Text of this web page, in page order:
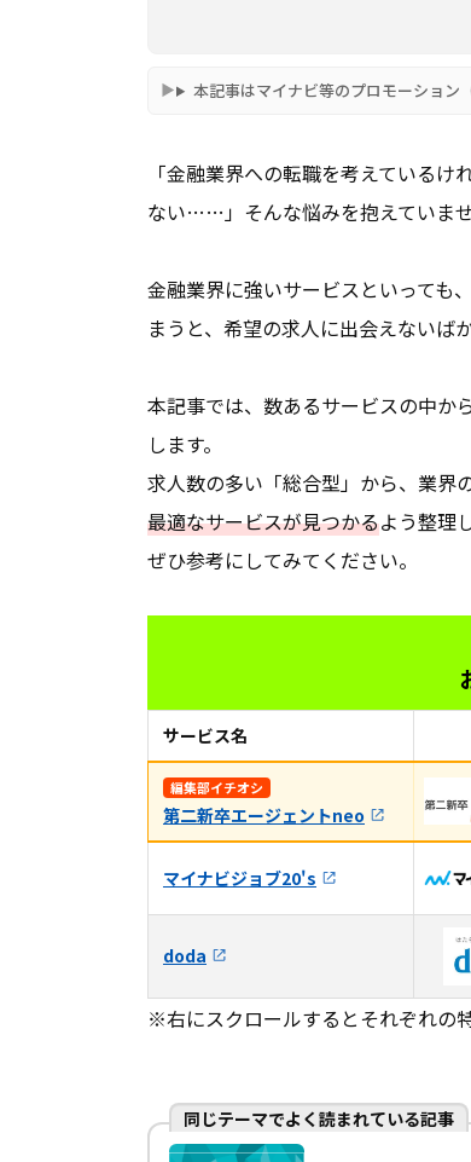
JACリクルートメント
アンテロープキャリアコン
マイナビ金融エージェント
年収アップしたい人向け
外資系企業に転職したい人
金融業界未経験者向け
金融業界に強い転職エージェ
金融業界に強い転職エージェ
金融業界に強い転職エージェ
金融業界への転職でエージェ
金融業界への転職でよくある
本記事はマイナビ等のプロモーション
「金融業界への転職を考えている
ない……」そんな悩みを抱えていま
金融業界に強いサービスといっても
まうと、希望の求人に出会えないば
本記事では、数あるサービスの中か
します。
求人数の多い「総合型」から、業界
最適なサービスが見つかるよう整理
ぜひ参考にしてみてください。
サービス名
編集部イチオシ
第二新卒エージェントneo
マイナビジョブ20's
doda
※右にスクロールするとそれぞれの
同じテーマでよく読まれている記事